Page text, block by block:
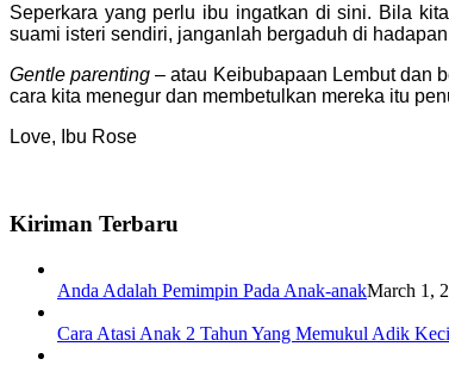
Seperkara yang perlu ibu ingatkan di sini. Bila
suami isteri sendiri, janganlah bergaduh di
Gentle parenting – atau Keibubapaan Lembut dan
cara kita menegur dan membetulkan mereka itu
Love, Ibu Rose
Kiriman Terbaru
Anda Adalah Pemimpin Pada Anak-anakMarch 1,
Cara Atasi Anak 2 Tahun Yang Memukul Adik